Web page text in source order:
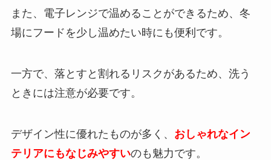
また、電子レンジで温めることができるため、冬
場にフードを少し温めたい時にも便利です。
一方で、落とすと割れるリスクがあるため、洗う
ときには注意が必要です。
デザイン性に優れたものが多く、 おしゃれなイン
テリアにもなじみやすいのも魅力です。